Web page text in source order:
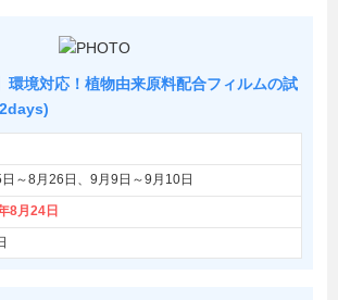
環境対応！植物由来原料配合フィルムの試
～8月26日、9月9日～9月10日
8月24日